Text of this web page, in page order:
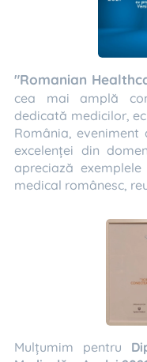
"Romanian
cea mai amplă
dedicată medicilor,
România,
excelenței din
apreciază
medical românesc,
Mulțumim pentru